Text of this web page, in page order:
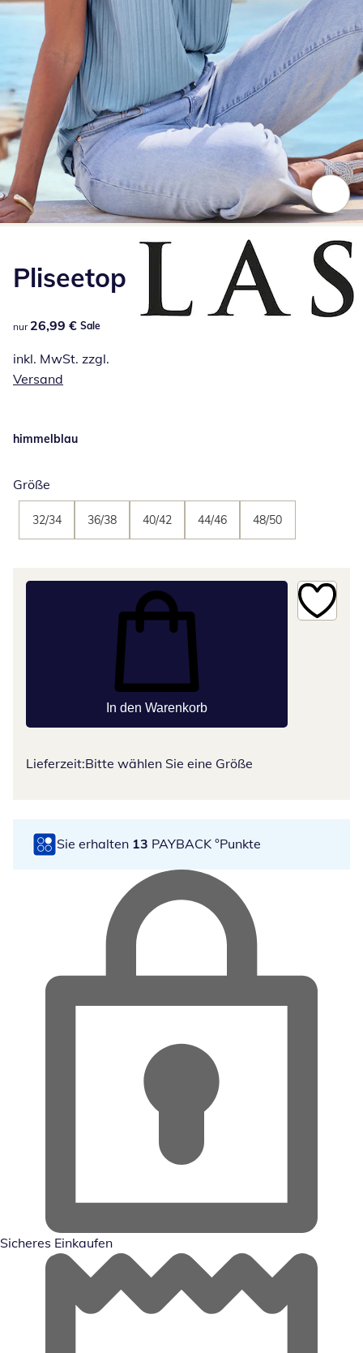
Pliseetop
26,99 €
nur 26,99 € Sale
inkl. MwSt. zzgl.
Versand
himmelblau
Größe
32/34 36/38 40/42 44/46 48/50
In den Warenkorb
Lieferzeit:Bitte wählen Sie eine Größe
Sie erhalten 13 PAYBACK °Punkte
Sicheres Einkaufen